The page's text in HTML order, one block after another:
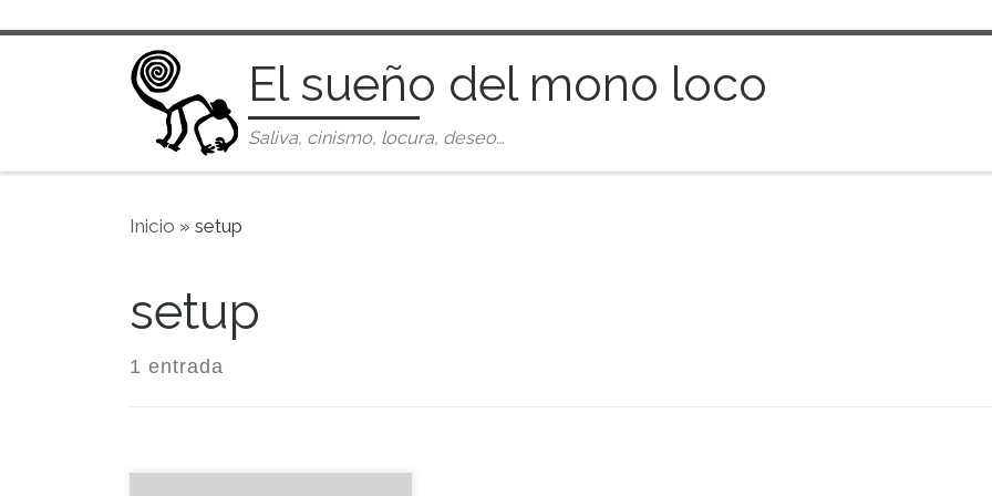
Saltar al contenido
El sueño del mono loco
Saliva, cinismo, locura, deseo…
Inicio » setup
setup
1 entrada